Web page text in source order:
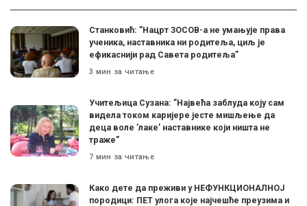
Станковић: ”Нацрт ЗОСОВ-а не умањује права
ученика, наставника ни родитеља, циљ је
ефикаснији рад Савета родитеља”
3 мин за читање
Учитељица Сузана: ”Највећа заблуда коју сам
видела током каријере јесте мишљење да
деца воле ’лаке’ наставнике који ништа не
траже”
7 мин за читање
Како дете да преживи у НЕФУНКЦИОНАЛНОЈ
породици: ПЕТ улога које најчешће преузима и